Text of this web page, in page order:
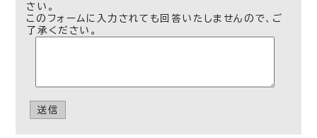
さい。
このフォームに入力されても回答いたしませんので、ご
了承ください。
送信